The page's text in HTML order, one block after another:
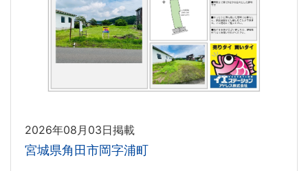
2026年08月03日掲載
宮城県角田市岡字浦町